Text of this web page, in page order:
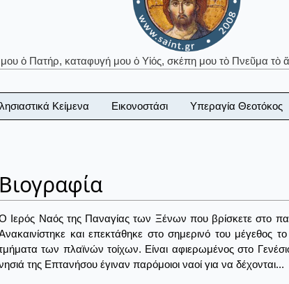
ὁ Πατήρ, καταφυγή μου ὁ Υἱός, σκέπη μου τὸ Πνεῦμα τὸ
Κείμενα Εικονοστάσι Υπεραγία Θεοτόκος
Βιογραφία
Ιερός Ναός της Παναγίας των Ξένων που βρίσκετε στο
και επεκτάθηκε στο σημερινό του
των πλαϊνών τοίχων. Είναι αφιερωμένος στο
της Επτανήσου έγιναν παρόμοιοι ναοί για να δέχονται...